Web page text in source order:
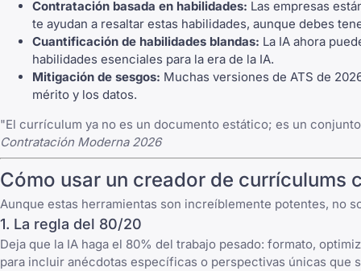
Contratación basada en habilidades: Las empresas
te ayudan a resaltar estas habilidades, aunque debes
Cuantificación de habilidades blandas: La IA ahora
habilidades esenciales para la era de la IA.
Mitigación de sesgos: Muchas versiones de ATS de
mérito y los datos.
"El currículum ya no es un documento estático; es un
Contratación Moderna 2026
Cómo usar un creador de currículums
Aunque estas herramientas son increíblemente potentes, no
1. La regla del 80/20
Deja que la IA haga el 80% del trabajo pesado: formato,
para incluir anécdotas específicas o perspectivas únicas que